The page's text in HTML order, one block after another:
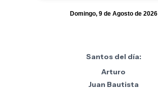
Domingo, 9 de Agosto de 2026
Santos del día:
Arturo
Juan Bautista